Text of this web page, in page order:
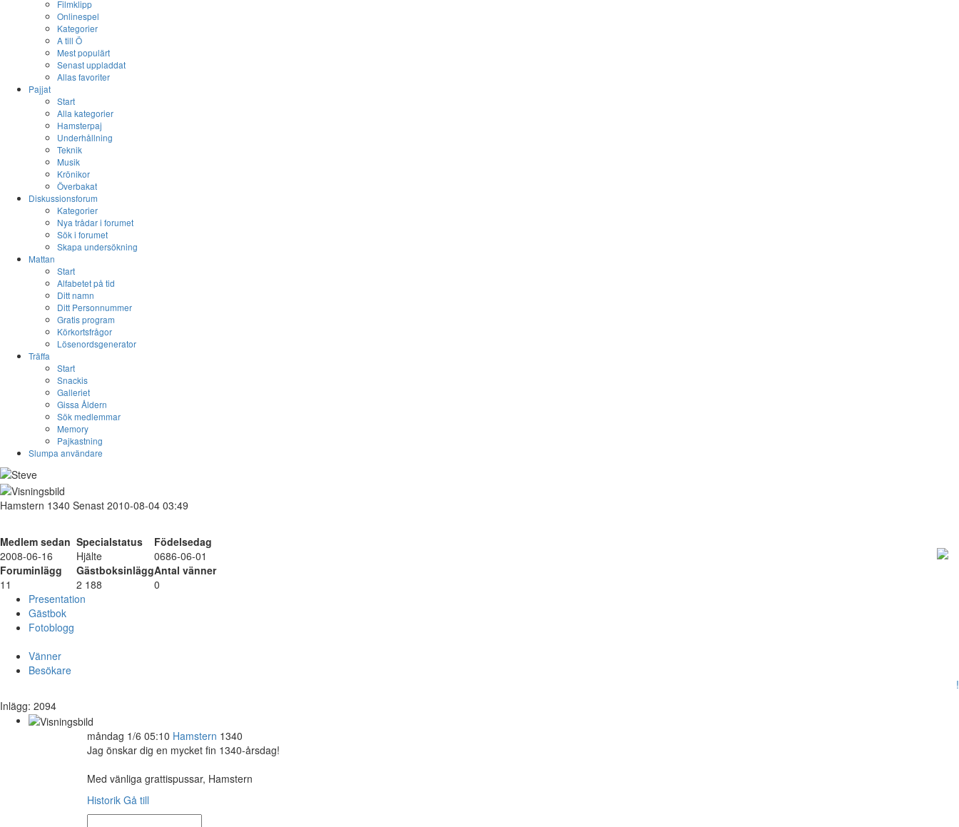
Filmklipp
Onlinespel
Kategorier
A till Ö
Mest populärt
Senast uppladdat
Allas favoriter
Pajjat
Start
Alla kategorier
Hamsterpaj
Underhållning
Teknik
Musik
Krönikor
Överbakat
Diskussionsforum
Kategorier
Nya trådar i forumet
Sök i forumet
Skapa undersökning
Mattan
Start
Alfabetet på tid
Ditt namn
Ditt Personnummer
Gratis program
Körkortsfrågor
Lösenordsgenerator
Träffa
Start
Snackis
Galleriet
Gissa Åldern
Sök medlemmar
Memory
Pajkastning
Slumpa användare
Hamstern 1340 Senast 2010-08-04 03:49
Medlem sedan Specialstatus
Födelsedag
2008-06-16
Hjälte
0686-06-01
Foruminlägg
GästboksinläggAntal vänner
11
2 188
0
Presentation
Gästbok
Fotoblogg
Vänner
Besökare
!
Inlägg: 2094
måndag 1/6 05:10 Hamstern 1340
Jag önskar dig en mycket fin 1340-årsdag!
Med vänliga grattispussar, Hamstern
Historik Gå till